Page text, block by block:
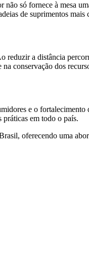
só fornece à mesa
de suprimentos mais
a distância
conservação dos
e o
práticas em todo o país.
oferecendo uma